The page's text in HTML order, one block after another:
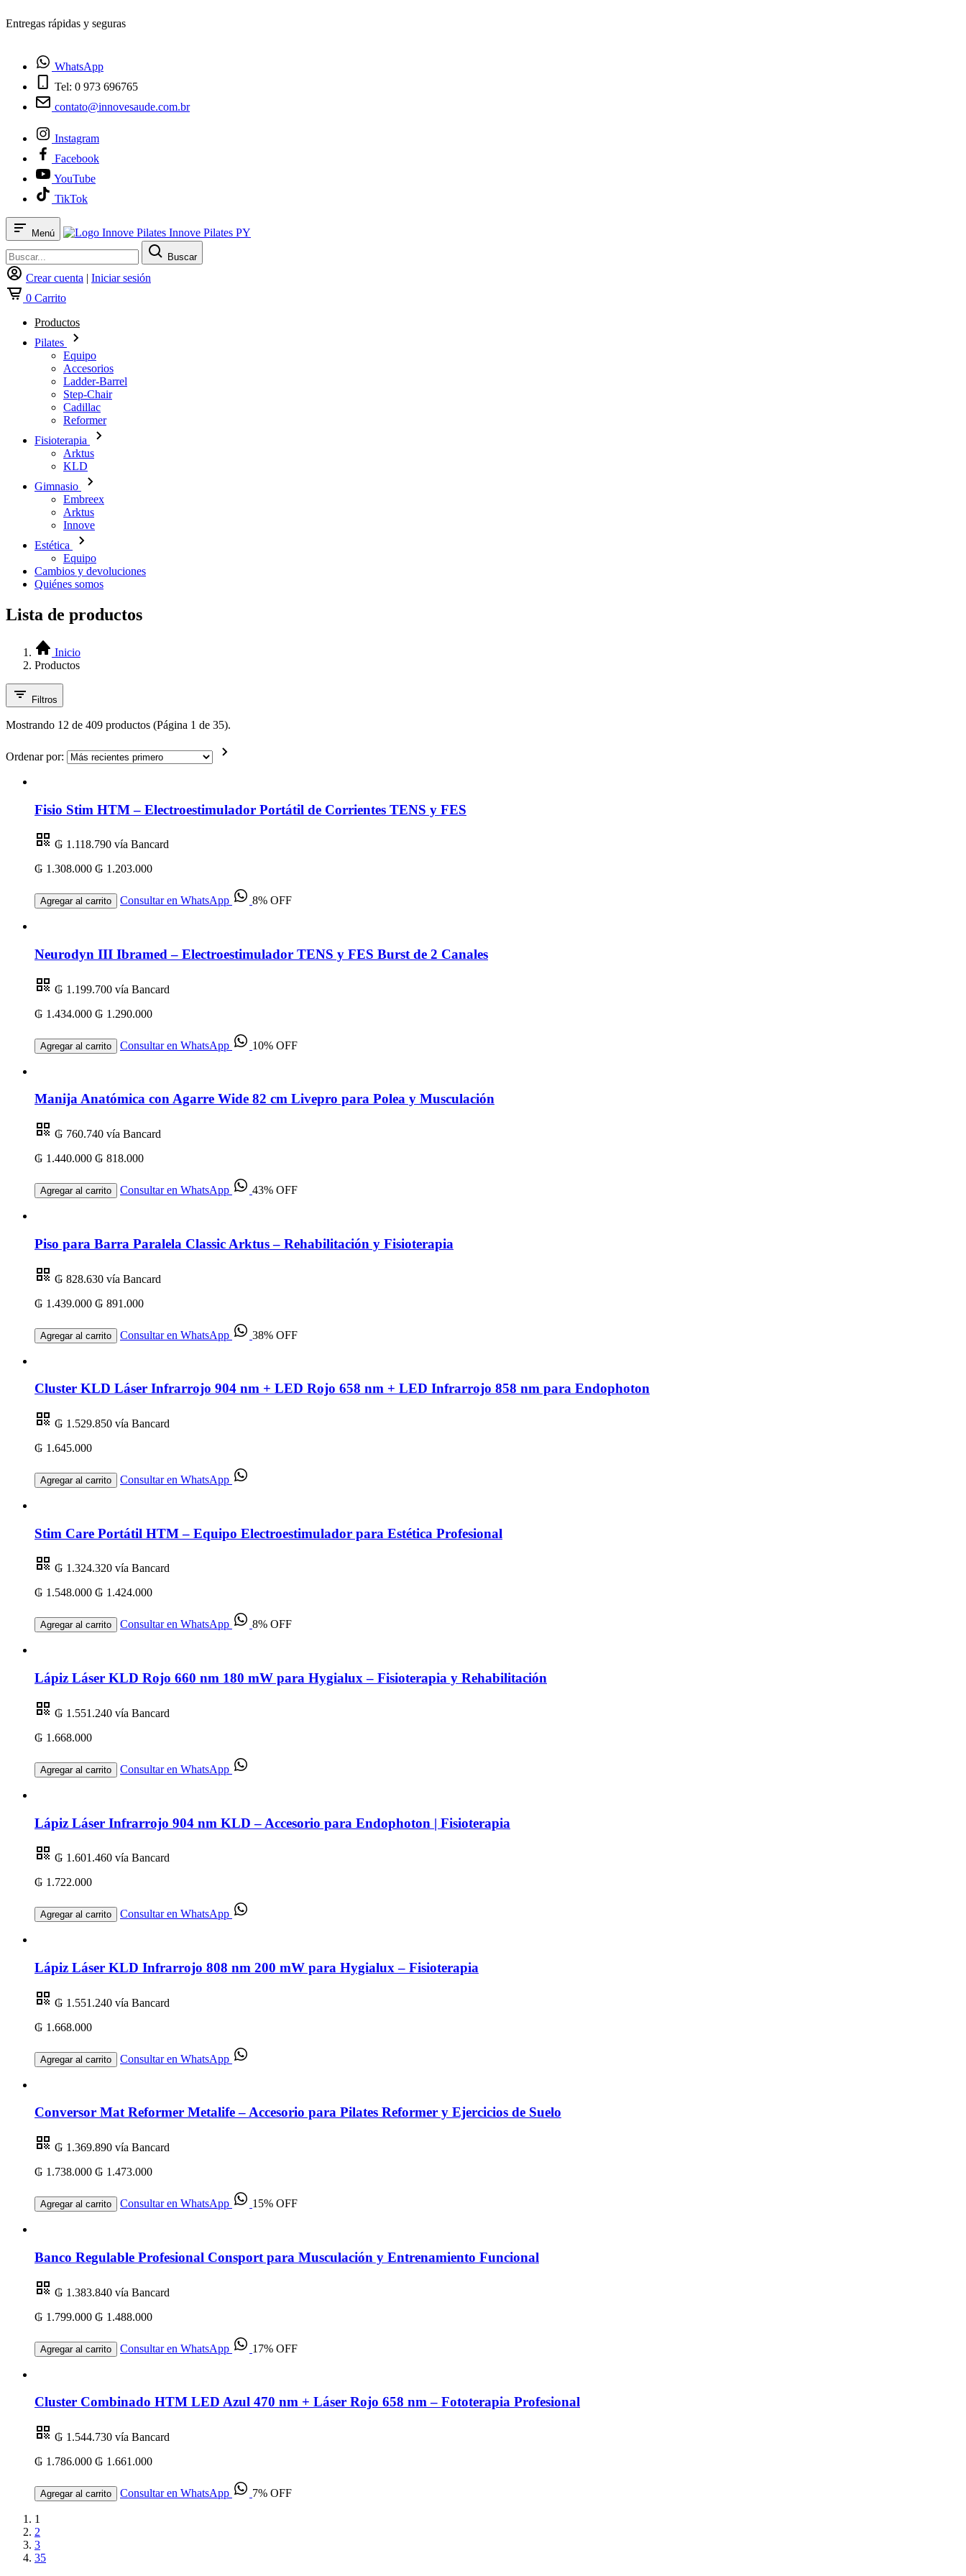
¿Tienes dudas? Habla con nosotros
WhatsApp
Tel: 0 973 696765
contato@innovesaude.com.br
Instagram
Facebook
YouTube
TikTok
Menú Innove Pilates PY
Buscar
Crear cuenta | Iniciar sesión
0 Carrito
Productos
Pilates
Equipo
Accesorios
Ladder-Barrel
Step-Chair
Cadillac
Reformer
Fisioterapia
Arktus
KLD
Gimnasio
Embreex
Arktus
Innove
Estética
Equipo
Cambios y devoluciones
Quiénes somos
Lista de productos
Inicio
Productos
Filtros
Mostrando 12 de 409 productos (Página 1 de 35).
Ordenar por:
Fisio Stim HTM – Electroestimulador Portátil de Corrientes TENS y FES
₲ 1.118.790 vía Bancard
₲ 1.308.000 ₲ 1.203.000
Agregar al carrito Consultar en WhatsApp 8% OFF
Neurodyn III Ibramed – Electroestimulador TENS y FES Burst de 2 Canales
₲ 1.199.700 vía Bancard
₲ 1.434.000 ₲ 1.290.000
Agregar al carrito Consultar en WhatsApp 10% OFF
Manija Anatómica con Agarre Wide 82 cm Livepro para Polea y Musculación
₲ 760.740 vía Bancard
₲ 1.440.000 ₲ 818.000
Agregar al carrito Consultar en WhatsApp 43% OFF
Piso para Barra Paralela Classic Arktus – Rehabilitación y Fisioterapia
₲ 828.630 vía Bancard
₲ 1.439.000 ₲ 891.000
Agregar al carrito Consultar en WhatsApp 38% OFF
Cluster KLD Láser Infrarrojo 904 nm + LED Rojo 658 nm + LED Infrarrojo 858 nm para Endophoton
₲ 1.529.850 vía Bancard
₲ 1.645.000
Agregar al carrito Consultar en WhatsApp
Stim Care Portátil HTM – Equipo Electroestimulador para Estética Profesional
₲ 1.324.320 vía Bancard
₲ 1.548.000 ₲ 1.424.000
Agregar al carrito Consultar en WhatsApp 8% OFF
Lápiz Láser KLD Rojo 660 nm 180 mW para Hygialux – Fisioterapia y Rehabilitación
₲ 1.551.240 vía Bancard
₲ 1.668.000
Agregar al carrito Consultar en WhatsApp
Lápiz Láser Infrarrojo 904 nm KLD – Accesorio para Endophoton | Fisioterapia
₲ 1.601.460 vía Bancard
₲ 1.722.000
Agregar al carrito Consultar en WhatsApp
Lápiz Láser KLD Infrarrojo 808 nm 200 mW para Hygialux – Fisioterapia
₲ 1.551.240 vía Bancard
₲ 1.668.000
Agregar al carrito Consultar en WhatsApp
Conversor Mat Reformer Metalife – Accesorio para Pilates Reformer y Ejercicios de Suelo
₲ 1.369.890 vía Bancard
₲ 1.738.000 ₲ 1.473.000
Agregar al carrito Consultar en WhatsApp 15% OFF
Banco Regulable Profesional Consport para Musculación y Entrenamiento Funcional
₲ 1.383.840 vía Bancard
₲ 1.799.000 ₲ 1.488.000
Agregar al carrito Consultar en WhatsApp 17% OFF
Cluster Combinado HTM LED Azul 470 nm + Láser Rojo 658 nm – Fototerapia Profesional
₲ 1.544.730 vía Bancard
₲ 1.786.000 ₲ 1.661.000
Agregar al carrito Consultar en WhatsApp 7% OFF
1
2
3
35